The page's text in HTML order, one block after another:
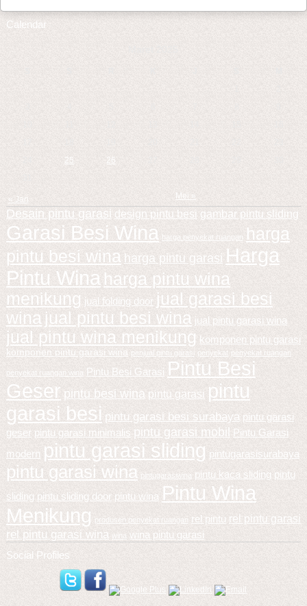
Calendar
« Jan Mei »
25 26
Desain pintu garasi design pintu besi gambar pintu sliding
Garasi Besi Wina harga penyekat ruangan
harga
pintu besi wina harga pintu garasi Harga
Pintu Wina harga pintu wina
menikung jual folding door jual garasi besi
wina jual pintu besi wina jual pintu garasi wina
jual pintu wina menikung komponen pintu garasi
komponen pintu garasi wina penjual pintu garasi penyekat penyekat ruangan
penyekat ruangan wina Pintu Besi Garasi Pintu Besi
Geser pintu besi wina pintu garasi pintu
garasi besi pintu garasi besi surabaya pintu garasi
geser pintu garasi minimalis pintu garasi mobil
Pintu Garasi
modern pintu garasi sliding pintugarasisurabaya
pintu garasi wina pintugarasiwina pintu kaca sliding pintu
sliding pintu sliding door pintu wina Pintu Wina
Menikung produsen penyekat ruangan rel pintu rel pintu garasi
rel pintu garasi wina wina wina pintu garasi
Social Profiles